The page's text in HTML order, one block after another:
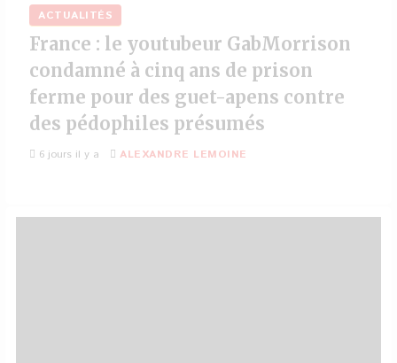
ACTUALITÉS
France : le youtubeur GabMorrison
condamné à cinq ans de prison
ferme pour des guet-apens contre
des pédophiles présumés
6 jours il y a ALEXANDRE LEMOINE